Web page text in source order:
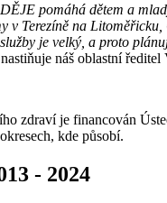
pomáhá dětem a
v Terezíně na Litoměřicku,
je velký, a proto
nastiňuje náš oblastní
zdraví je financován
kde působí.
- 2024